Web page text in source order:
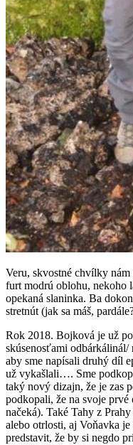
Veru, skvostné chvílky
furt modrú oblohu, nekoho
opekaná slaninka. Ba
stretnút (jak sa máš,
Rok 2018. Bojková je už
skúsenosťami
aby sme napísali druhý díl
už vykašlali…. Sme
taký nový dizajn, že je zas
podkopali, že na svoje prvé
načeká). Také Tahy z
alebo otrlosti, aj Voňavka
predstavit, že by si negdo